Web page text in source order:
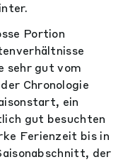
Portion
sehr gut vom
Chronologie
ein
gut besuchten
Ferienzeit bis in
der